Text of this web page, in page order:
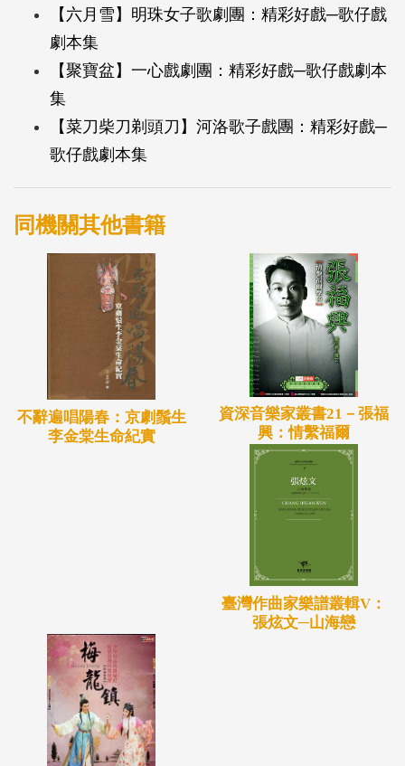
【六月雪】明珠女子歌劇團：精彩好戲─歌仔戲
劇本集
【聚寶盆】一心戲劇團：精彩好戲─歌仔戲劇本
集
【菜刀柴刀剃頭刀】河洛歌子戲團：精彩好戲─
歌仔戲劇本集
同機關其他書籍
不辭遍唱陽春：京劇鬚生
李金棠生命紀實
資深音樂家叢書21－張福
興：情繫福爾
臺灣作曲家樂譜叢輯V：
張炫文─山海戀